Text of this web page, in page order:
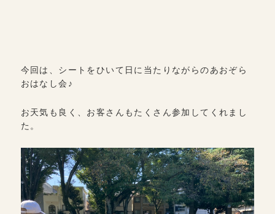
今回は、シートをひいて日に当たりながらのあおぞら
おはなし会♪
お天気も良く、お客さんもたくさん参加してくれまし
た。